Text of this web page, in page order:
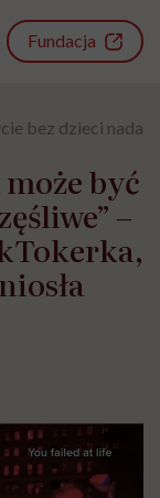
Fundacja
bez dzieci nadal
być
–